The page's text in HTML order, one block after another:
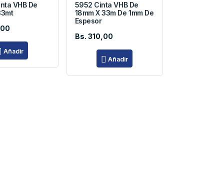
VHB De
Añadir
5952 Cinta VHB De
18mm X 33m De 1mm De
Espesor
Bs. 310,00
Añadir